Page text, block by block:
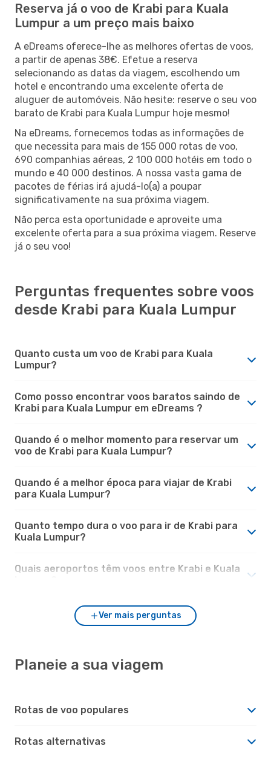
Reserva já o voo de Krabi para Kuala
Lumpur a um preço mais baixo
A eDreams oferece-lhe as melhores ofertas de voos,
a partir de apenas 38€. Efetue a reserva
selecionando as datas da viagem, escolhendo um
hotel e encontrando uma excelente oferta de
aluguer de automóveis. Não hesite: reserve o seu voo
barato de Krabi para Kuala Lumpur hoje mesmo!
Na eDreams, fornecemos todas as informações de
que necessita para mais de 155 000 rotas de voo,
690 companhias aéreas, 2 100 000 hotéis em todo o
mundo e 40 000 destinos. A nossa vasta gama de
pacotes de férias irá ajudá-lo(a) a poupar
significativamente na sua próxima viagem.
Não perca esta oportunidade e aproveite uma
excelente oferta para a sua próxima viagem. Reserve
já o seu voo!
Perguntas frequentes sobre voos
desde Krabi para Kuala Lumpur
Quanto custa um voo de Krabi para Kuala
Lumpur?
Como posso encontrar voos baratos saindo de
Krabi para Kuala Lumpur em eDreams ?
Quando é o melhor momento para reservar um
voo de Krabi para Kuala Lumpur?
Quando é a melhor época para viajar de Krabi
para Kuala Lumpur?
Quanto tempo dura o voo para ir de Krabi para
Kuala Lumpur?
Quais aeroportos têm voos entre Krabi e Kuala
Ver mais perguntas
Planeie a sua viagem
Rotas de voo populares
Rotas alternativas